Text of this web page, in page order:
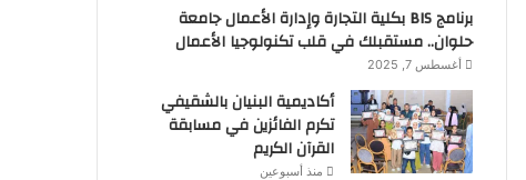
برنامج BIS بكلية التجارة وإدارة الأعمال جامعة
حلوان.. مستقبلك في قلب تكنولوجيا الأعمال
أغسطس 7, 2025
أكاديمية البنيان بالشقيفي
تكرم الفائزين في مسابقة
القرآن الكريم
منذ أسبوعين